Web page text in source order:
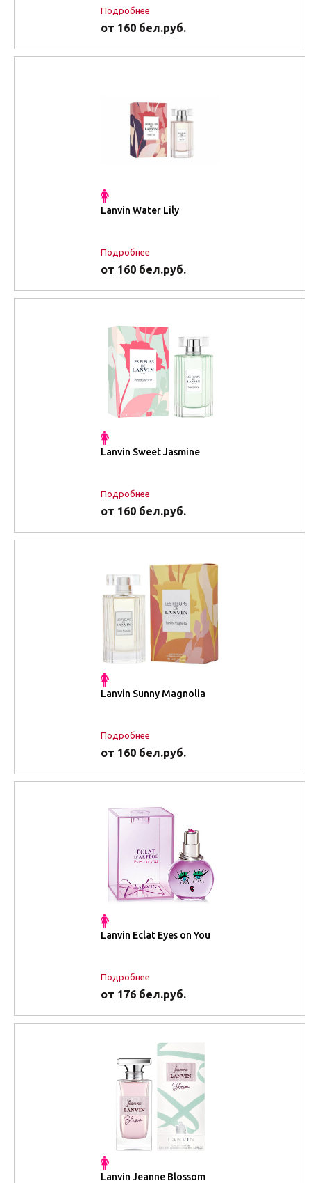
Подробнее
от 160 бел.руб.
Lanvin Water Lily
Подробнее
от 160 бел.руб.
Lanvin Sweet Jasmine
Подробнее
от 160 бел.руб.
Lanvin Sunny Magnolia
Подробнее
от 160 бел.руб.
Lanvin Eclat Eyes on You
Подробнее
от 176 бел.руб.
Lanvin Jeanne Blossom